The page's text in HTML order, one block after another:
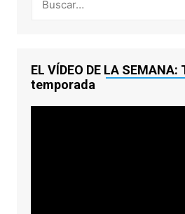
EL VÍDEO DE LA SEMANA:
temporada